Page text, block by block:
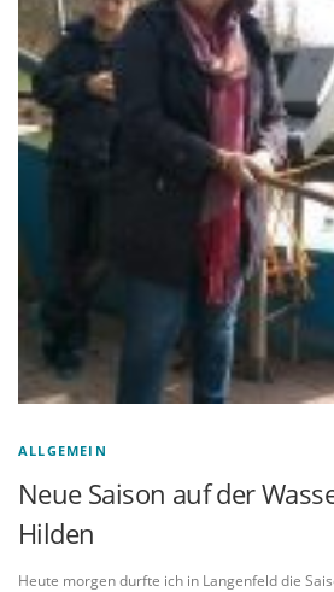
ALLGEMEIN
Neue Saison auf der
Hilden
Heute morgen durfte ich in Langenfeld die